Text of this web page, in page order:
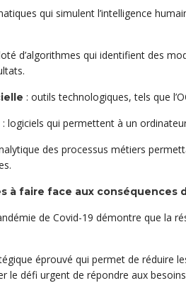
qui simulent l’intelligence
d’algorithmes qui identifient des
: outils technologiques, tels que
: logiciels qui permettent à un
des processus métiers
à faire face aux conséquences
de Covid-19 démontre que la
éprouvé qui permet de réduire
le défi urgent de répondre aux